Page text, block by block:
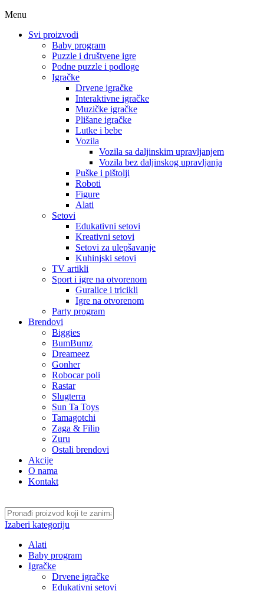
Menu
Svi proizvodi
Baby program
Puzzle i društvene igre
Podne puzzle i podloge
Igračke
Drvene igračke
Interaktivne igračke
Muzičke igračke
Plišane igračke
Lutke i bebe
Vozila
Vozila sa daljinskim upravljanjem
Vozila bez daljinskog upravljanja
Puške i pištolji
Roboti
Figure
Alati
Setovi
Edukativni setovi
Kreativni setovi
Setovi za ulepšavanje
Kuhinjski setovi
TV artikli
Sport i igre na otvorenom
Guralice i tricikli
Igre na otvorenom
Party program
Brendovi
Biggies
BumBumz
Dreameez
Gonher
Robocar poli
Rastar
Slugterra
Sun Ta Toys
Tamagotchi
Zaga & Filip
Zuru
Ostali brendovi
Akcije
O nama
Kontakt
Izaberi kategoriju
Alati
Baby program
Igračke
Drvene igračke
Edukativni setovi